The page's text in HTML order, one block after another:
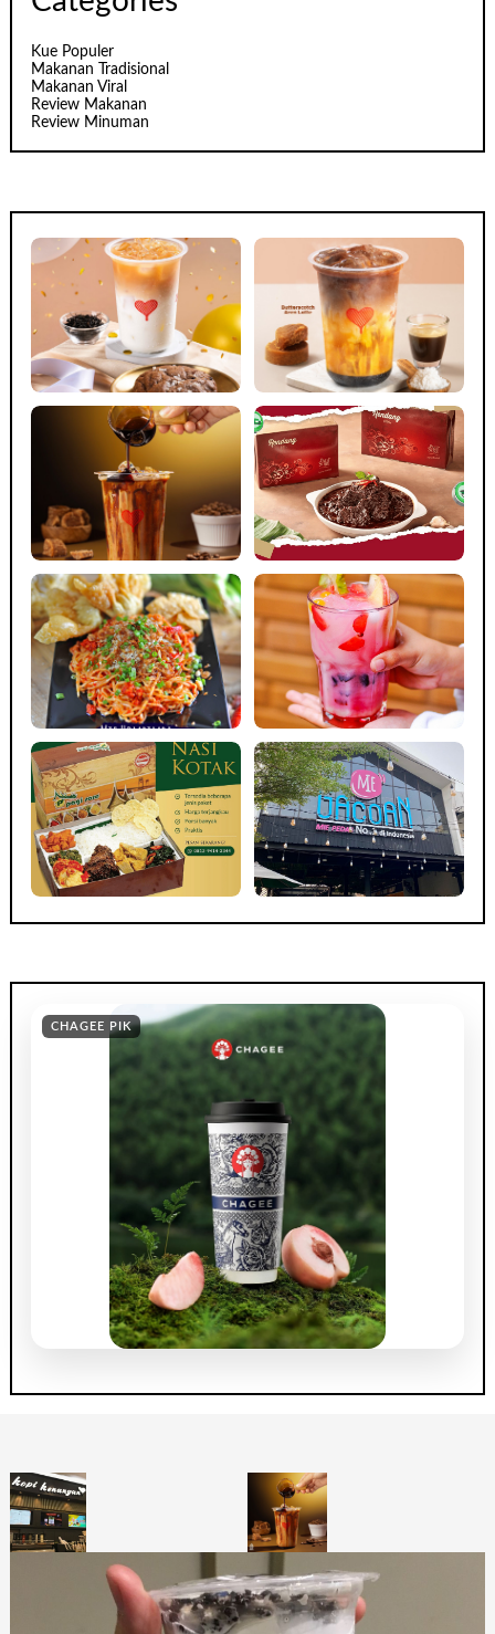
Kue Populer
Makanan Tradisional
Makanan Viral
Review Makanan
Review Minuman
CHAGEE PIK